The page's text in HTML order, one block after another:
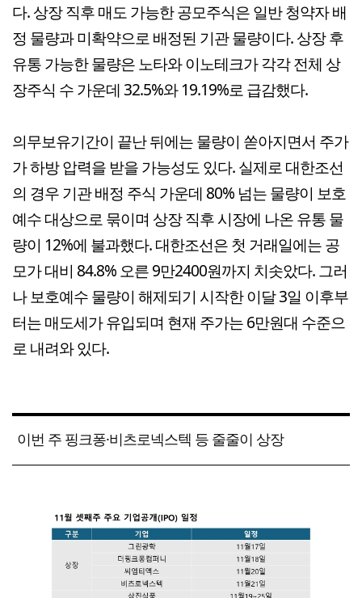
다. 상장 직후 매도 가능한 공모주식은 일반 청약자 배
정 물량과 미확약으로 배정된 기관 물량이다. 상장 후
유통 가능한 물량은 노타와 이노테크가 각각 전체 상
장주식 수 가운데 32.5%와 19.19%로 급감했다.
의무보유기간이 끝난 뒤에는 물량이 쏟아지면서 주가
가 하방 압력을 받을 가능성도 있다. 실제로 대한조선
의 경우 기관 배정 주식 가운데 80% 넘는 물량이 보호
예수 대상으로 묶이며 상장 직후 시장에 나온 유통 물
량이 12%에 불과했다. 대한조선은 첫 거래일에는 공
모가 대비 84.8% 오른 9만2400원까지 치솟았다. 그러
나 보호예수 물량이 해제되기 시작한 이달 3일 이후부
터는 매도세가 유입되며 현재 주가는 6만원대 수준으
로 내려와 있다.
이번 주 핑크퐁·비츠로넥스텍 등 줄줄이 상장